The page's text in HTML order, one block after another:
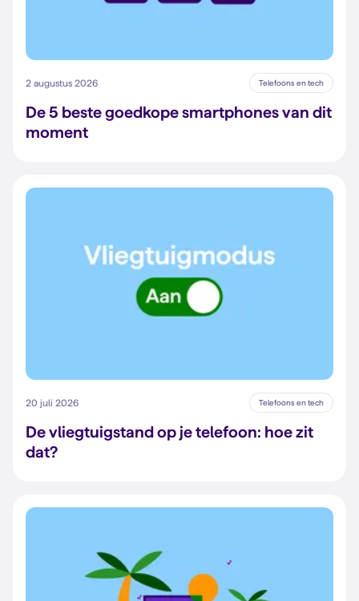
2 augustus 2026 Telefoons en tech
De 5 beste goedkope smartphones van dit
moment
20 juli 2026 Telefoons en tech
De vliegtuigstand op je telefoon: hoe zit
dat?